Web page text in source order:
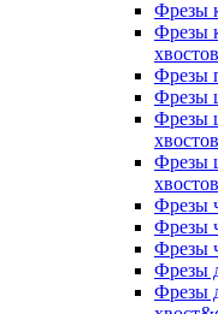
Фрезы
Фрезы
Фрезы
Фрезы
Фрезы
Фрезы
Фрезы
Фрезы
Фрезы
Фрезы
Фрезы